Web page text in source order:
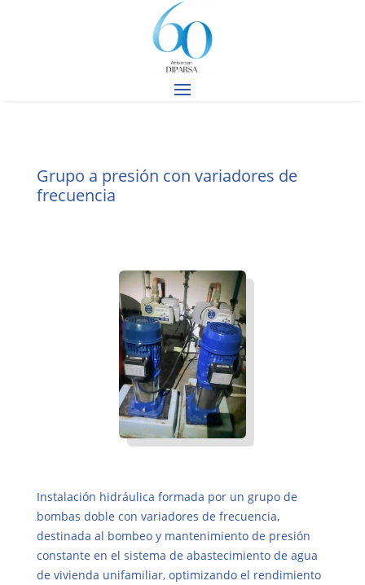
Grupo a presión con variadores de
frecuencia
Instalación hidráulica formada por un grupo de
bombas doble con variadores de frecuencia,
destinada al bombeo y mantenimiento de presión
constante en el sistema de abastecimiento de agua
de vivienda unifamiliar, optimizando el rendimiento